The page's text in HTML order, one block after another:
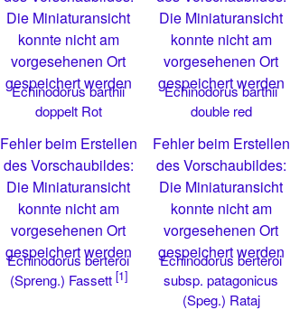
Die Miniaturansicht
konnte nicht am
vorgesehenen Ort
gespeichert werden
Echinodorus barthii
doppelt Rot
Die Miniaturansicht
konnte nicht am
vorgesehenen Ort
gespeichert werden
Echinodorus barthii
double red
Fehler beim Erstellen
des Vorschaubildes:
Die Miniaturansicht
konnte nicht am
vorgesehenen Ort
gespeichert werden
Echinodorus berteroi
(Spreng.) Fassett [1]
Fehler beim Erstellen
des Vorschaubildes:
Die Miniaturansicht
konnte nicht am
vorgesehenen Ort
gespeichert werden
Echinodorus berteroi
subsp. patagonicus
(Speg.) Rataj